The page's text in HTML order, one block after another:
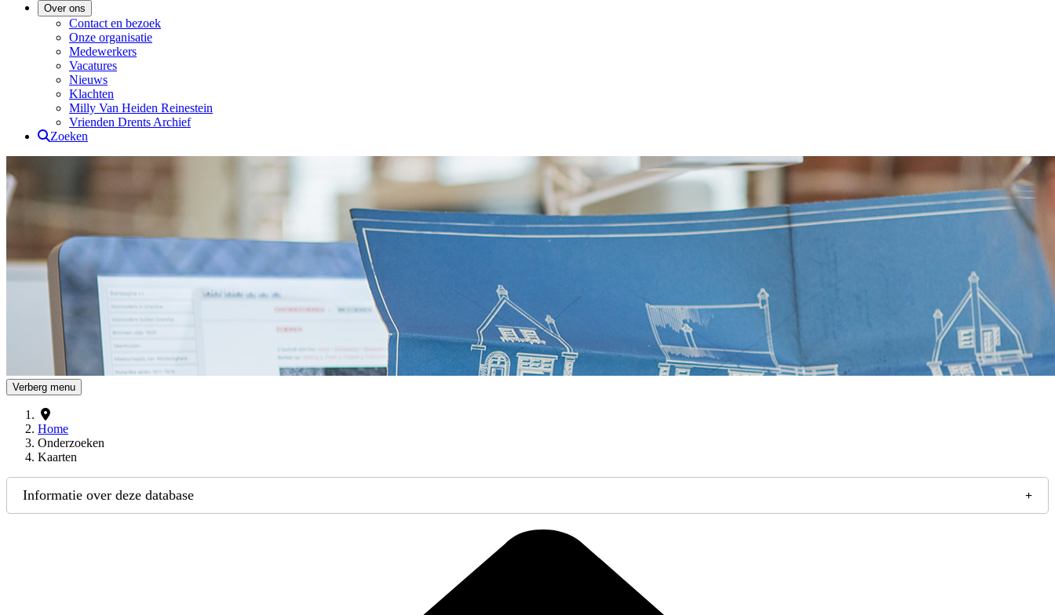
Over ons
Contact en bezoek
Onze organisatie
Medewerkers
Vacatures
Nieuws
Klachten
Milly Van Heiden Reinestein
Vrienden Drents Archief
Zoeken
Drents Archief
Verberg menu
Home
Onderzoeken
Kaarten
Informatie over deze database